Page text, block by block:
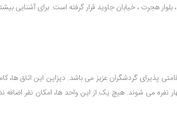
ساختمانی بنا شده است و با 22 واحد اقامتی پذیرای گردشگران عزیز می باشد.
می شوند. هیچ یک از این واحد ها، امکان نفر اضافه